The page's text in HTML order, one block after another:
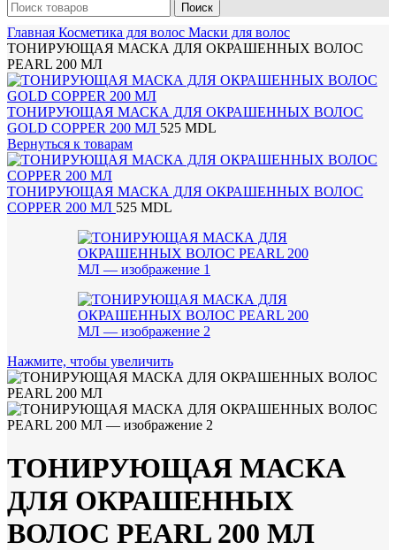
Поиск
Главная Косметика для волос Маски для волос
ТОНИРУЮЩАЯ МАСКА ДЛЯ ОКРАШЕННЫХ ВОЛОС
PEARL 200 МЛ
ТОНИРУЮЩАЯ МАСКА ДЛЯ ОКРАШЕННЫХ ВОЛОС
GOLD COPPER 200 МЛ 525 MDL
Вернуться к товарам
ТОНИРУЮЩАЯ МАСКА ДЛЯ ОКРАШЕННЫХ ВОЛОС
COPPER 200 МЛ 525 MDL
Нажмите, чтобы увеличить
ТОНИРУЮЩАЯ МАСКА
ДЛЯ ОКРАШЕННЫХ
ВОЛОС PEARL 200 МЛ